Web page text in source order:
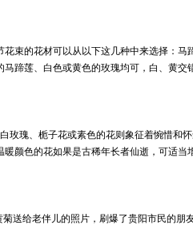
束的花材可以从以下这几种中来选择：马
蹄莲、白色或黄色的玫瑰均可，白、黄交
玫瑰、栀子花或素色的花则象征着惋惜和
颜色的花如果是古稀年长者仙逝，可适当
送给老伴儿的照片，刷爆了贵阳市民的朋